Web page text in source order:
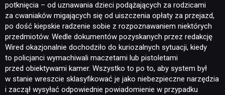
potknięcia – od uznawania dzieci podążających za rodzicami
za cwaniaków migających się od uiszczenia opłaty za przejazd,
po dość kiepskie radzenie sobie z rozpoznawaniem niektórych
przedmiotów. Wedle dokumentów pozyskanych przez redakcję
Wired okazjonalnie dochodziło do kuriozalnych sytuacji, kiedy
to policjanci wymachiwali maczetami lub pistoletami
przed obiektywami kamer. Wszystko to po to, aby system był
w stanie wreszcie sklasyfikować je jako niebezpieczne narzędzia
i zaczął wysyłać odpowiednie powiadomienie w przypadku